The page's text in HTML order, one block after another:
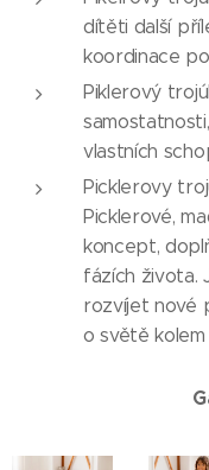
dítěti další
koordinace
Piklerový
vlastních
Picklerovy
Picklerové,
koncept,
fázích života.
rozvíjet nové
o světě